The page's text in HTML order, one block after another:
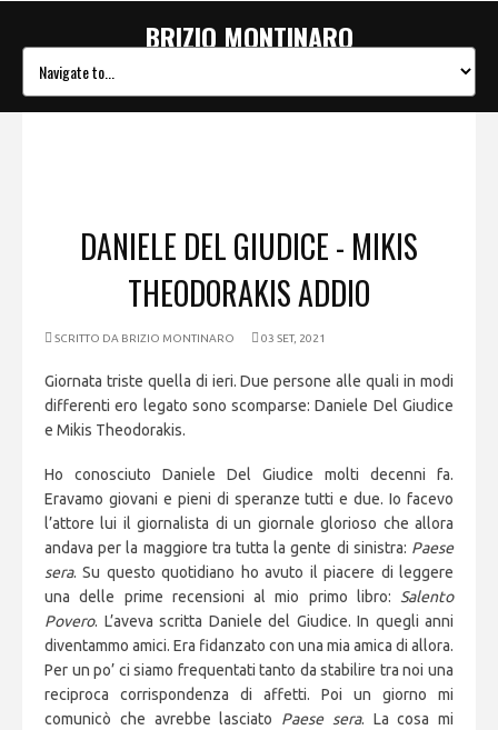
BRIZIO MONTINARO
DANIELE DEL GIUDICE - MIKIS
THEODORAKIS ADDIO
SCRITTO DA BRIZIO MONTINARO 03 SET, 2021
Giornata triste quella di ieri. Due persone alle quali in modi
differenti ero legato sono scomparse: Daniele Del Giudice
e Mikis Theodorakis.
Ho conosciuto Daniele Del Giudice molti decenni fa.
Eravamo giovani e pieni di speranze tutti e due. Io facevo
l’attore lui il giornalista di un giornale glorioso che allora
andava per la maggiore tra tutta la gente di sinistra: Paese
sera. Su questo quotidiano ho avuto il piacere di leggere
una delle prime recensioni al mio primo libro: Salento
Povero. L’aveva scritta Daniele del Giudice. In quegli anni
diventammo amici. Era fidanzato con una mia amica di allora.
Per un po’ ci siamo frequentati tanto da stabilire tra noi una
reciproca corrispondenza di affetti. Poi un giorno mi
comunicò che avrebbe lasciato Paese sera. La cosa mi